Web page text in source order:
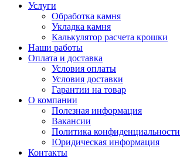
Услуги
Обработка камня
Укладка камня
Калькулятор расчета крошки
Наши работы
Оплата и доставка
Условия оплаты
Условия доставки
Гарантии на товар
О компании
Полезная информация
Вакансии
Политика конфиденциальности
Юридическая информация
Контакты